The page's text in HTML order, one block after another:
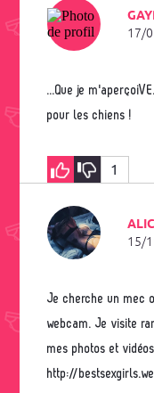
17/
...que je m'aperçoiVE. ...Mec, le subjonctif, c'est pas fait
pour les chiens !
1
15/
Je cherche un mec ou une fille pour sexe gratuit sur
webcam. Je visite
mes photos et
http://